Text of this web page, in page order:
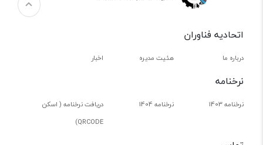
اتحادیه فناوران
درباره ما هئیت مدیره اخبار
نرخنامه
نرخنامه 1403 نرخنامه 1404
دریافت نرخنامه ( اسکن
QRCODE)